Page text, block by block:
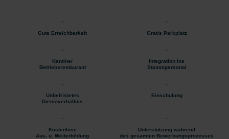
Gute Erreichbarkeit Gratis Parkplatz
Kantine/
Betriebsrestaurant
Integration ins
Stammpersonal
Unbefristetes
Dienstverhältnis
Einschulung
Kostenlose
Aus- u. Weiterbildung
Unterstützung während
des gesamten Bewerbungsprozesses